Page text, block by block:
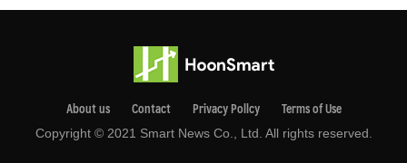
About us Contact Privacy Pollcy Terms of Use
Copyright © 2021 Smart News Co., Ltd. All rights reserved.